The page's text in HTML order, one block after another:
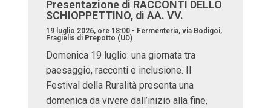
Presentazione di RACCONTI DELLO
SCHIOPPETTINO, di AA. VV.
19 luglio 2026, ore 18:00 - Fermenteria, via Bodigoi,
Fragielis di Prepotto (UD)
Domenica 19 luglio: una giornata tra
paesaggio, racconti e inclusione. Il
Festival della Ruralità presenta una
domenica da vivere dall’inizio alla fine,